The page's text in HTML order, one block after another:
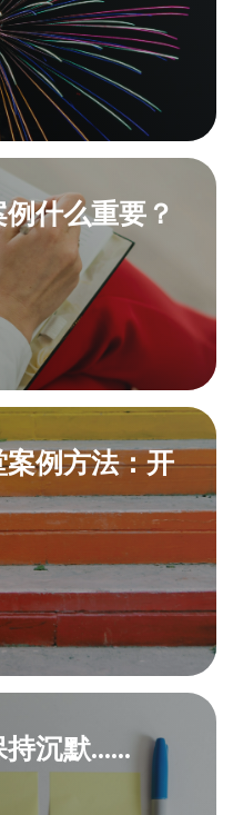
什么重要？
例方法：开
沉默......